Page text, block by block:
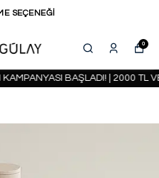
SEÇENEĞİ
0
BAŞLADI! | 2000 TL VE